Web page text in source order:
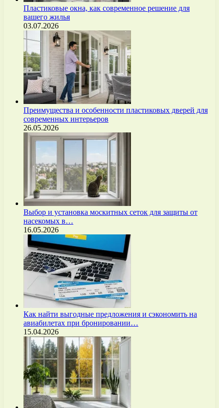
Пластиковые окна, как современное решение для
вашего жилья
03.07.2026
Преимущества и особенности пластиковых дверей для
современных интерьеров
26.05.2026
Выбор и установка москитных сеток для защиты от
насекомых в…
16.05.2026
Как найти выгодные предложения и сэкономить на
авиабилетах при бронировании…
15.04.2026